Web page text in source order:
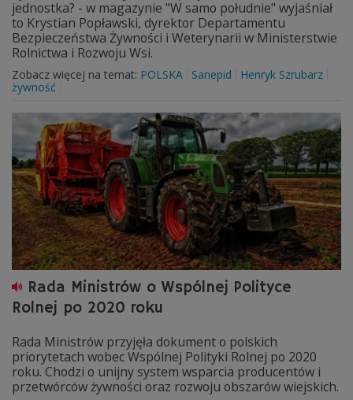
jednostka? - w magazynie "W samo południe" wyjaśniał
to Krystian Popławski, dyrektor Departamentu
Bezpieczeństwa Żywności i Weterynarii w Ministerstwie
Rolnictwa i Rozwoju Wsi.
Zobacz więcej na temat: POLSKA Sanepid
Henryk Szrubarz
żywność
Rada Ministrów o Wspólnej Polityce
Rolnej po 2020 roku
Rada Ministrów przyjęła dokument o polskich
priorytetach wobec Wspólnej Polityki Rolnej po 2020
roku. Chodzi o unijny system wsparcia producentów i
przetwórców żywności oraz rozwoju obszarów wiejskich.